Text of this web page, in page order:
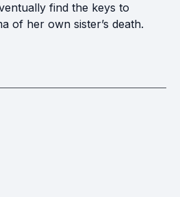
find the keys to
of her own sister’s death.